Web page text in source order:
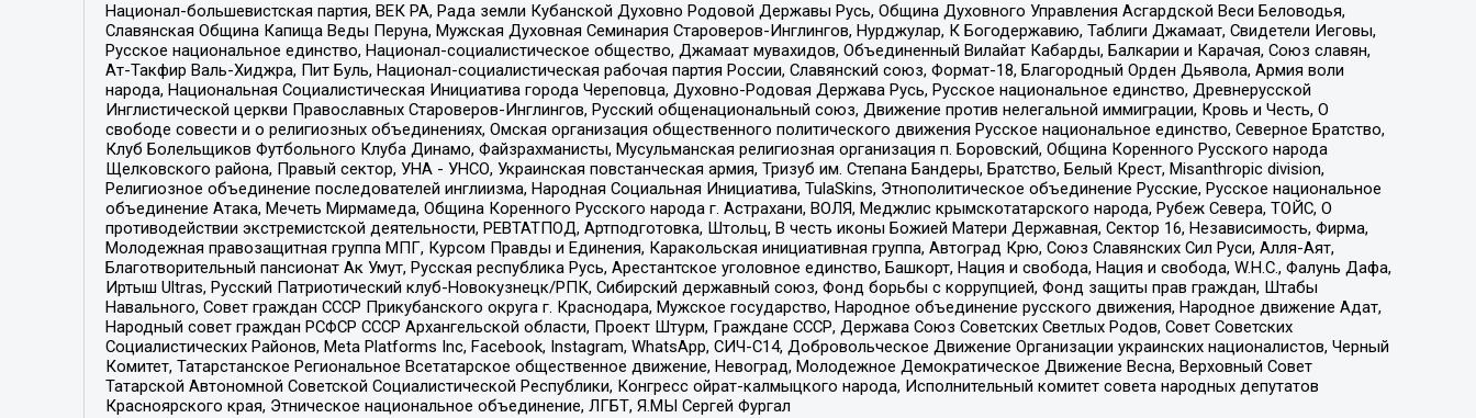
Национал-большевистская партия, ВЕК РА, Рада земли Кубанской Духовно Родовой Державы Русь, Община Духовного Управления Асгардской Веси Беловодья,
Славянская Община Капища Веды Перуна, Мужская Духовная Семинария Староверов-Инглингов, Нурджулар, К Богодержавию, Таблиги Джамаат, Свидетели Иеговы,
Русское национальное единство, Национал-социалистическое общество, Джамаат мувахидов, Объединенный Вилайат Кабарды, Балкарии и Карачая, Союз славян,
Ат-Такфир Валь-Хиджра, Пит Буль, Национал-социалистическая рабочая партия России, Славянский союз, Формат-18, Благородный Орден Дьявола, Армия воли
народа, Национальная Социалистическая Инициатива города Череповца, Духовно-Родовая Держава Русь, Русское национальное единство, Древнерусской
Инглистической церкви Православных Староверов-Инглингов, Русский общенациональный союз, Движение против нелегальной иммиграции, Кровь и Честь, О
свободе совести и о религиозных объединениях, Омская организация общественного политического движения Русское национальное единство, Северное Братство,
Клуб Болельщиков Футбольного Клуба Динамо, Файзрахманисты, Мусульманская религиозная организация п. Боровский, Община Коренного Русского народа
Щелковского района, Правый сектор, УНА - УНСО, Украинская повстанческая армия, Тризуб им. Степана Бандеры, Братство, Белый Крест, Misanthropic division,
Религиозное объединение последователей инглиизма, Народная Социальная Инициатива, TulaSkins, Этнополитическое объединение Русские, Русское национальное
объединение Атака, Мечеть Мирмамеда, Община Коренного Русского народа г. Астрахани, ВОЛЯ, Меджлис крымскотатарского народа, Рубеж Севера, ТОЙС, О
противодействии экстремистской деятельности, РЕВТАТПОД, Артподготовка, Штольц, В честь иконы Божией Матери Державная, Сектор 16, Независимость, Фирма,
Молодежная правозащитная группа МПГ, Курсом Правды и Единения, Каракольская инициативная группа, Автоград Крю, Союз Славянских Сил Руси, Алля-Аят,
Благотворительный пансионат Ак Умут, Русская республика Русь, Арестантское уголовное единство, Башкорт, Нация и свобода, Нация и свобода, W.H.С., Фалунь Дафа,
Иртыш Ultras, Русский Патриотический клуб-Новокузнецк/РПК, Сибирский державный союз, Фонд борьбы с коррупцией, Фонд защиты прав граждан, Штабы
Навального, Совет граждан СССР Прикубанского округа г. Краснодара, Мужское государство, Народное объединение русского движения, Народное движение Адат,
Народный совет граждан РСФСР СССР Архангельской области, Проект Штурм, Граждане СССР, Держава Союз Советских Светлых Родов, Совет Советских
Социалистических Районов, Meta Platforms Inc, Facebook, Instagram, WhatsApp, СИЧ-С14, Добровольческое Движение Организации украинских националистов, Черный
Комитет, Татарстанское Региональное Всетатарское общественное движение, Невоград, Молодежное Демократическое Движение Весна, Верховный Совет
Татарской Автономной Советской Социалистической Республики, Конгресс ойрат-калмыцкого народа, Исполнительный комитет совета народных депутатов
Красноярского края, Этническое национальное объединение, ЛГБТ, Я.МЫ Сергей Фургал